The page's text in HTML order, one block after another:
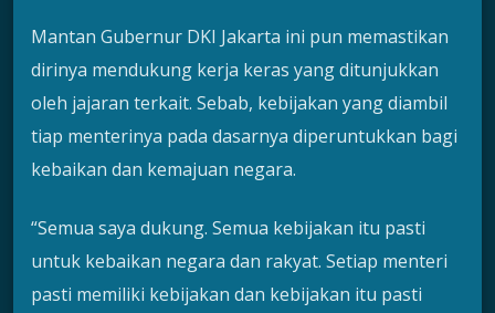
Mantan Gubernur DKI Jakarta ini pun memastikan
dirinya mendukung kerja keras yang ditunjukkan
oleh jajaran terkait. Sebab, kebijakan yang diambil
tiap menterinya pada dasarnya diperuntukkan bagi
kebaikan dan kemajuan negara.
“Semua saya dukung. Semua kebijakan itu pasti
untuk kebaikan negara dan rakyat. Setiap menteri
pasti memiliki kebijakan dan kebijakan itu pasti